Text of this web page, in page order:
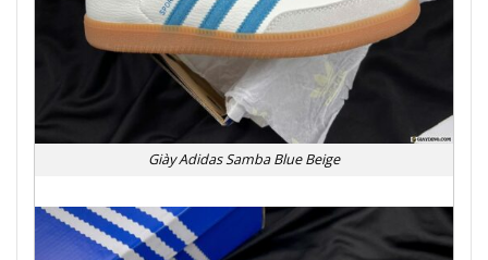
Giày Adidas Samba Blue Beige